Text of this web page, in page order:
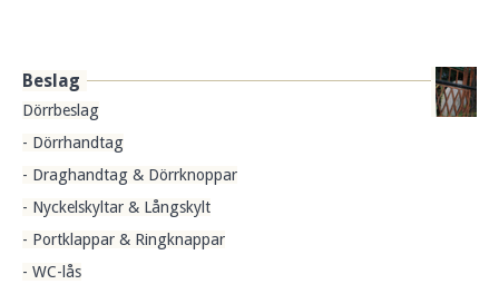
Beslag
Dörrbeslag
- Dörrhandtag
- Draghandtag & Dörrknoppar
- Nyckelskyltar & Långskylt
- Portklappar & Ringknappar
- WC-lås